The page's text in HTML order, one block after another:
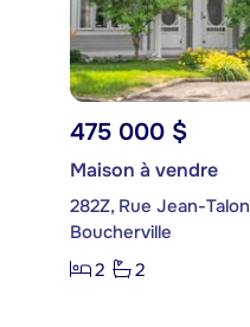
475 000 $
Maison à vendre
282Z, Rue Jean-Talon
Boucherville
2
2